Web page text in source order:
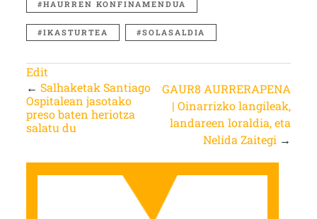
HAURREN KONFINAMENDUA
IKASTURTEA SOLASALDIA
Edit
← Salhaketak Santiago
Ospitalean jasotako
preso baten heriotza
salatu du
GAUR8 AURRERAPENA
| Oinarrizko langileak,
landareen loraldia, eta
Nelida Zaitegi →